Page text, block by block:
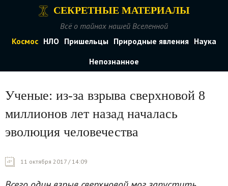
СЕКРЕТНЫЕ МАТЕРИАЛЫ
Всё о тайнах нашей Вселенной
Космос НЛО Пришельцы Природные явления Наука
Непознанное
Ученые: из-за взрыва сверхновой 8
миллионов лет назад началась
эволюция человечества
11 октября 2017 / 14:09